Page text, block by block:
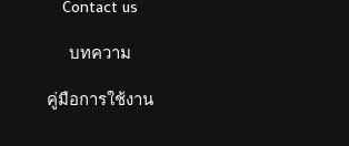
Contact us
บทความ
คู่มือการใช้งาน